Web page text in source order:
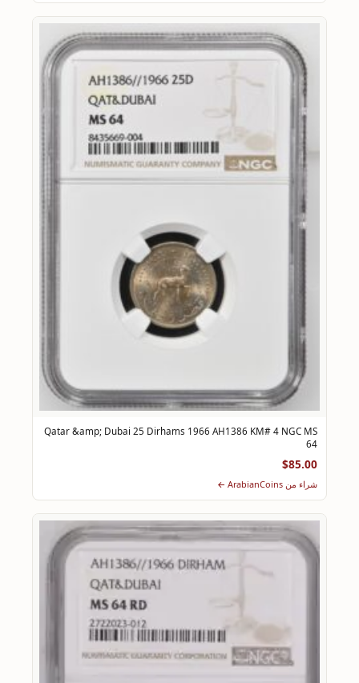
Qatar &amp; Dubai 25 Dirhams 1966 AH1386 KM# 4 NGC MS
64
$85.00
شراء من ArabianCoins ←